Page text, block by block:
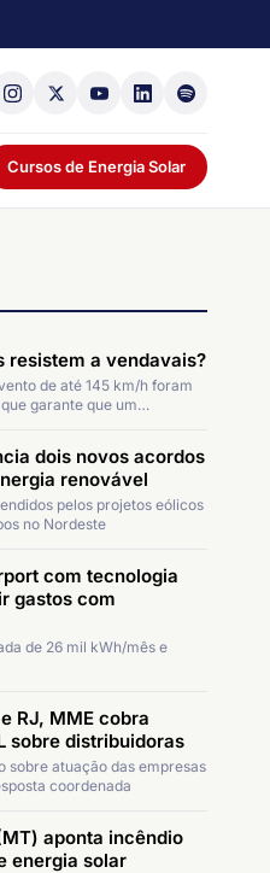
Cursos de Energia Solar
a vendavais?
de até 145 km/h foram
garante que um…
dois novos acordos
renovável
pelos projetos eólicos
no Nordeste
com tecnologia
gastos com
de 26 mil kWh/mês e
RJ, MME cobra
sobre distribuidoras
sobre atuação das empresas
coordenada
aponta incêndio
energia solar